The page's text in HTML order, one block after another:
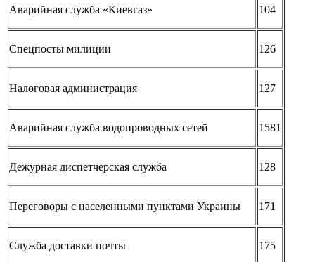
Аварийная служба «Киевгаз» 104
Спецпосты милиции 126
Налоговая администрация 127
Аварийная служба водопроводных сетей 1581
Дежурная диспетчерская служба 128
Переговоры с населенными пунктами Украины 171
Служба доставки почты 175